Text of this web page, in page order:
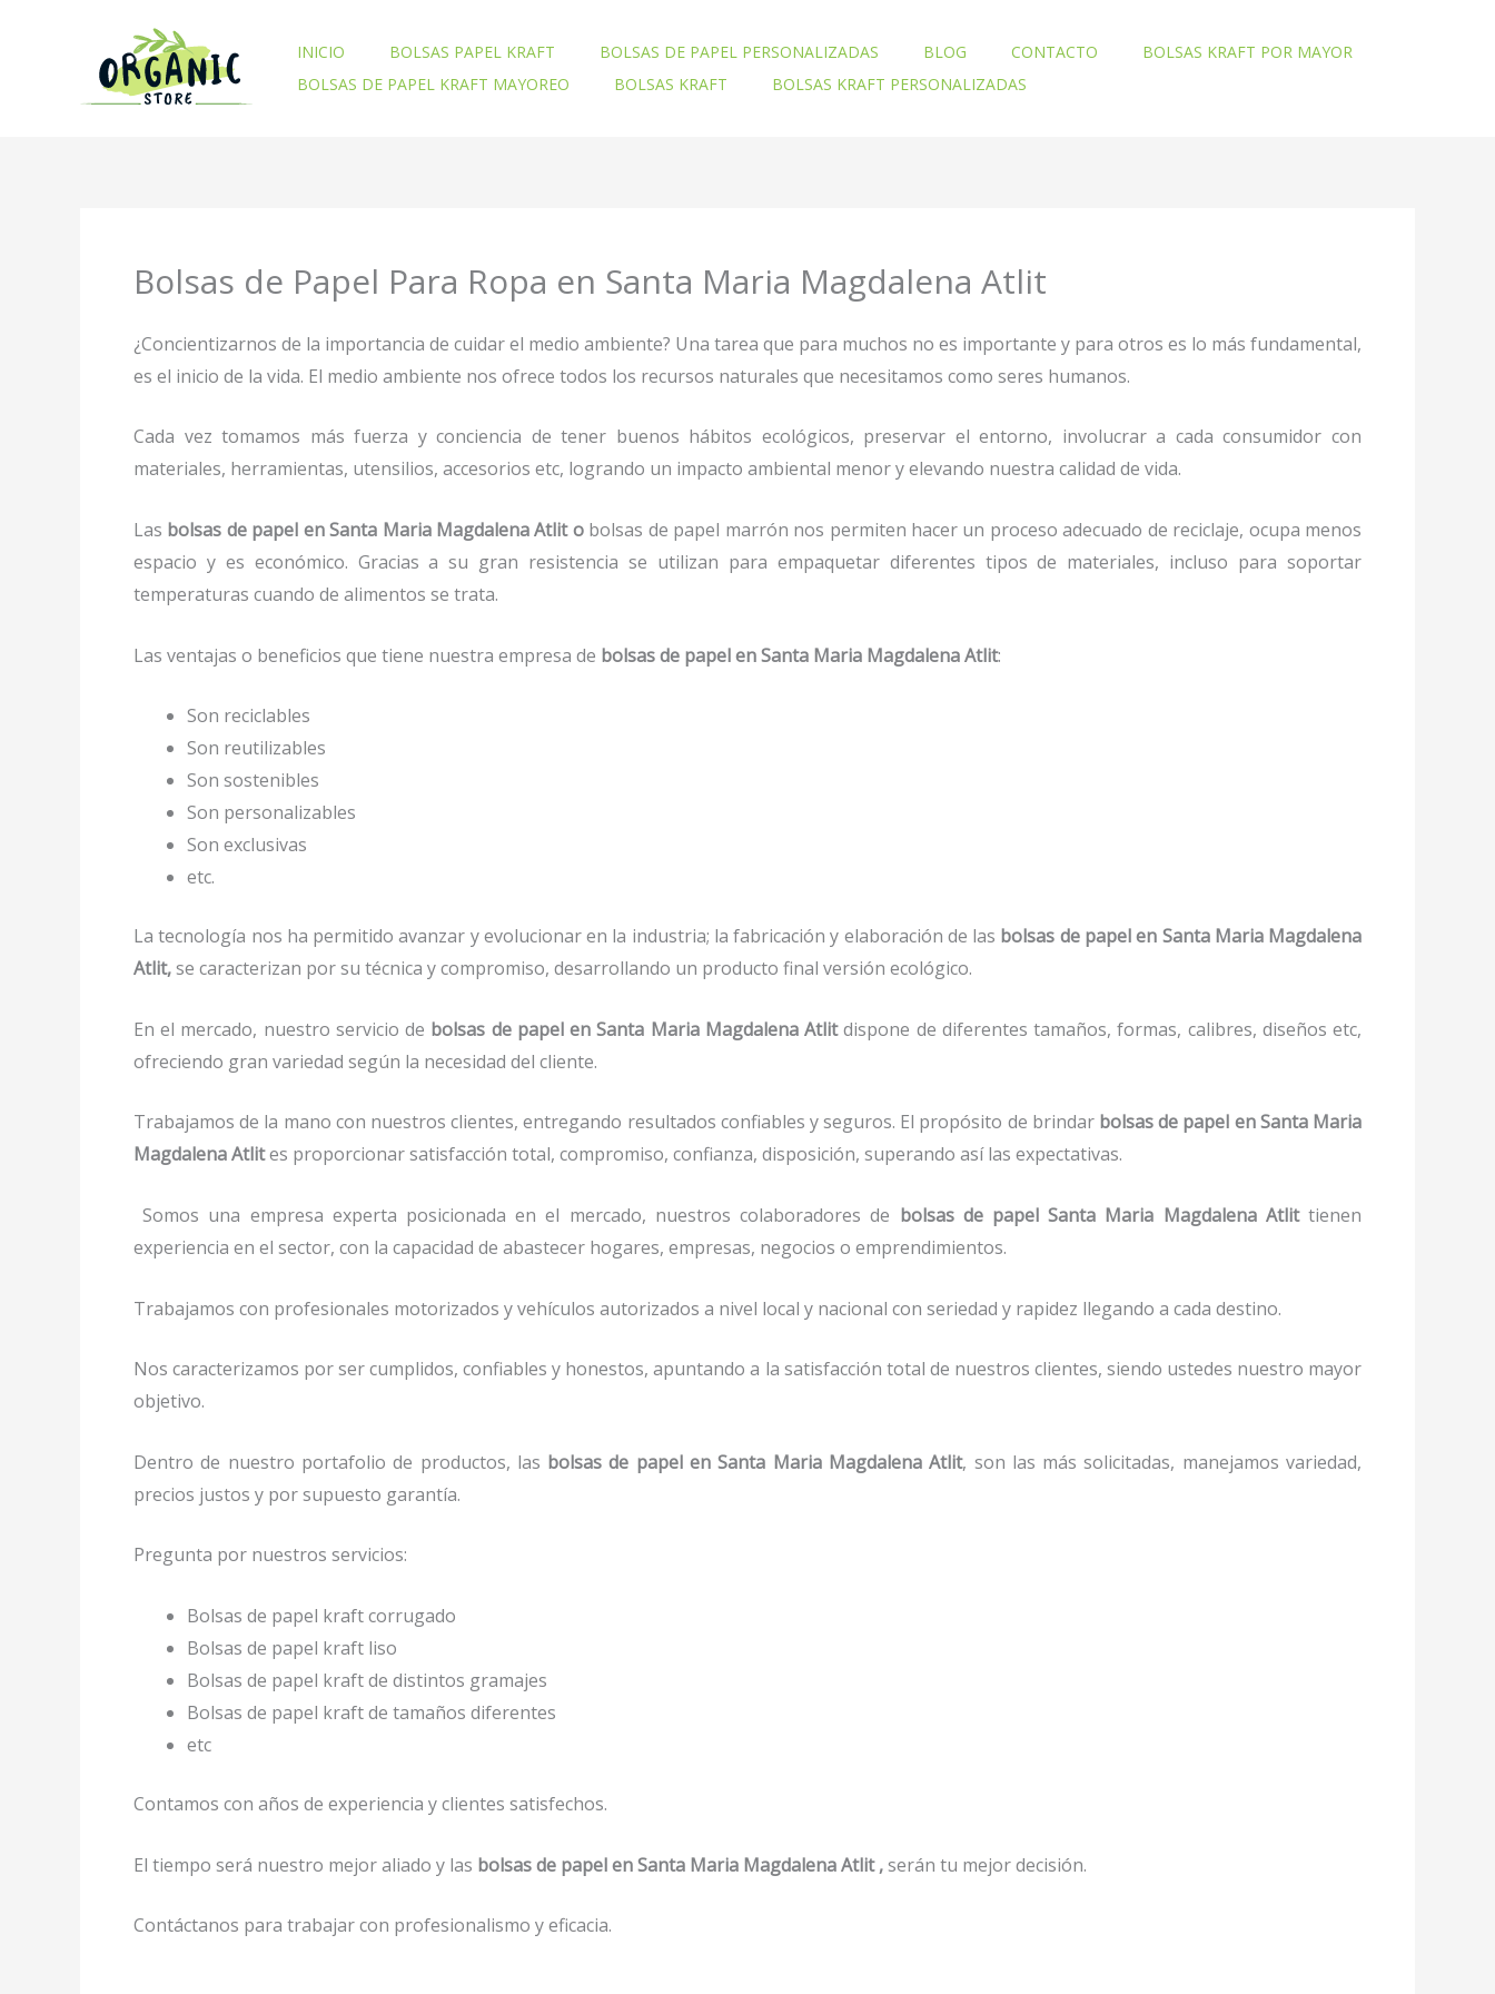
INICIO BOLSAS PAPEL KRAFT BOLSAS DE PAPEL PERSONALIZADAS BLOG CONTACTO
BOLSAS KRAFT POR MAYOR
BOLSAS DE PAPEL KRAFT MAYOREO
BOLSAS KRAFT BOLSAS KRAFT PERSONALIZADAS
Bolsas de Papel Para Ropa en Santa Maria Magdalena Atlit
¿Concientizarnos de la importancia de cuidar el medio ambiente? Una tarea que para muchos no es importante y para otros es lo más fundamental,
es el inicio de la vida. El medio ambiente nos ofrece todos los recursos naturales que necesitamos como seres humanos.
Cada vez tomamos más fuerza y conciencia de tener buenos hábitos ecológicos, preservar el entorno, involucrar a cada consumidor con
materiales, herramientas, utensilios, accesorios etc, logrando un impacto ambiental menor y elevando nuestra calidad de vida.
Las bolsas de papel en Santa Maria Magdalena Atlit obolsas de papel marrón nos permiten hacer un proceso adecuado de reciclaje, ocupa menos
espacio y es económico. Gracias a su gran resistencia se utilizan para empaquetar diferentes tipos de materiales, incluso para soportar
temperaturas cuando de alimentos se trata.
Las ventajas o beneficios que tiene nuestra empresa de bolsas de papelen Santa Maria Magdalena Atlit:
Son reciclables
Son reutilizables
Son sostenibles
Son personalizables
Son exclusivas
etc.
La tecnología nos ha permitido avanzar y evolucionar en la industria; la fabricación y elaboración de las bolsas de papelen Santa Maria Magdalena
Atlit,se caracterizan por su técnica y compromiso, desarrollando un producto final versión ecológico.
En el mercado, nuestro servicio de bolsas de papelen Santa Maria Magdalena Atlitdispone de diferentes tamaños, formas, calibres, diseños etc,
ofreciendo gran variedad según la necesidad del cliente.
Trabajamos de la mano con nuestros clientes, entregando resultados confiables y seguros. El propósito de brindar bolsas de papel en Santa Maria
Magdalena Atlites proporcionar satisfacción total, compromiso, confianza, disposición, superando así las expectativas.
Somos una empresa experta posicionada en el mercado, nuestros colaboradores de bolsas de papelSanta Maria Magdalena Atlittienen
experiencia en el sector, con la capacidad de abastecer hogares, empresas, negocios o emprendimientos.
Trabajamos con profesionales motorizados y vehículos autorizados a nivel local y nacional con seriedad y rapidez llegando a cada destino.
Nos caracterizamos por ser cumplidos, confiables y honestos, apuntando a la satisfacción total de nuestros clientes, siendo ustedes nuestro mayor
objetivo.
Dentro de nuestro portafolio de productos, las bolsas de papelen Santa Maria Magdalena Atlit, son las más solicitadas, manejamos variedad,
precios justos y por supuesto garantía.
Pregunta por nuestros servicios:
Bolsas de papel kraft corrugado
Bolsas de papel kraft liso
Bolsas de papel kraft de distintos gramajes
Bolsas de papel kraft de tamaños diferentes
etc
Contamos con años de experiencia y clientes satisfechos.
El tiempo será nuestro mejor aliado y las bolsas de papelen Santa Maria Magdalena Atlit ,serán tu mejor decisión.
Contáctanos para trabajar con profesionalismo y eficacia.